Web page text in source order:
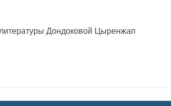
Дондоковой Цыренжап